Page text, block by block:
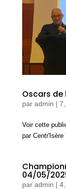
Oscars de
par admin |
Voir cette
par Centr'Isère
04/05/
par admin |